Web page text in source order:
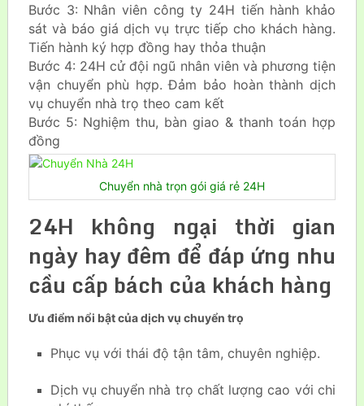
Bước 3: Nhân viên công ty 24H tiến hành khảo
sát và báo giá dịch vụ trực tiếp cho khách hàng.
Tiến hành ký hợp đồng hay thỏa thuận
Bước 4: 24H cử đội ngũ nhân viên và phương tiện
vận chuyển phù hợp. Đảm bảo hoàn thành dịch
vụ chuyển nhà trọ theo cam kết
Bước 5: Nghiệm thu, bàn giao & thanh toán hợp
đồng
Chuyển nhà trọn gói giá rẻ 24H
24H không ngại thời gian
ngày hay đêm để đáp ứng nhu
cầu cấp bách của khách hàng
Ưu điểm nổi bật của dịch vụ chuyển trọ
Phục vụ với thái độ tận tâm, chuyên nghiệp.
Dịch vụ chuyển nhà trọ chất lượng cao với chi